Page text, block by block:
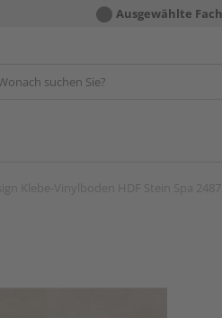
Ausgewählte